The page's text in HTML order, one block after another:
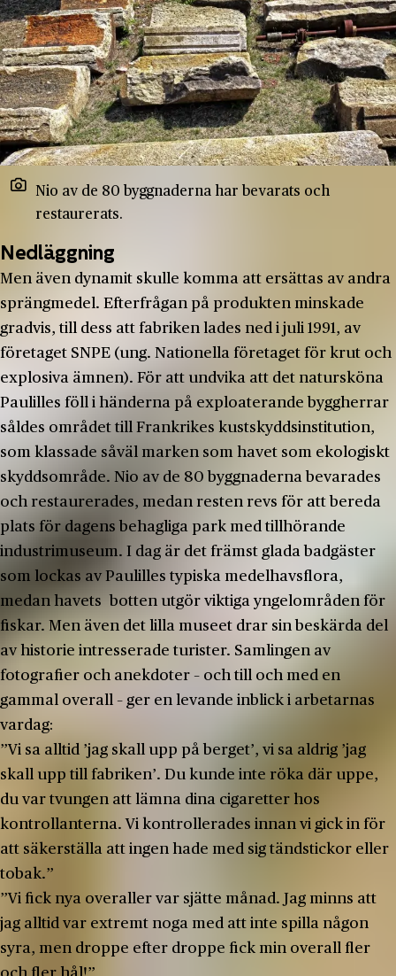
Nio av de 80 byggnaderna har bevarats och
restaurerats.
Nedläggning
Men även dynamit skulle komma att ersättas av andra
sprängmedel. Efterfrågan på produkten minskade
gradvis, till dess att fabriken lades ned i juli 1991, av
företaget SNPE (ung. Nationella företaget för krut och
explosiva ämnen). För att undvika att det natursköna
Paulilles föll i händerna på exploaterande byggherrar
såldes området till Frankrikes kustskyddsinstitution,
som klassade såväl marken som havet som ekologiskt
skyddsområde. Nio av de 80 byggnaderna bevarades
och restaurerades, medan resten revs för att bereda
plats för dagens behagliga park med tillhörande
industrimuseum. I dag är det främst glada badgäster
som lockas av Paulilles typiska medelhavsflora,
medan havets botten utgör viktiga yngelområden för
fiskar. Men även det lilla museet drar sin beskärda del
av historie intresserade turister. Samlingen av
fotografier och anekdoter – och till och med en
gammal overall – ger en levande inblick i arbetarnas
vardag:
”Vi sa alltid ’jag skall upp på berget’, vi sa aldrig ’jag
skall upp till fabriken’. Du kunde inte röka där uppe,
du var tvungen att lämna dina cigaretter hos
kontrollanterna. Vi kontrollerades innan vi gick in för
att säkerställa att ingen hade med sig tändstickor eller
tobak.”
”Vi fick nya overaller var sjätte månad. Jag minns att
jag alltid var extremt noga med att inte spilla någon
syra, men droppe efter droppe fick min overall fler